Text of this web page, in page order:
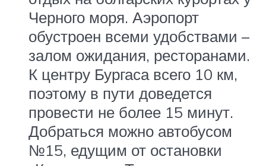
Черного моря. Аэропорт
обустроен всеми удобствами –
залом ожидания, ресторанами.
К центру Бургаса всего 10 км,
поэтому в пути доведется
провести не более 15 минут.
Добраться можно автобусом
№15, едущим от остановки